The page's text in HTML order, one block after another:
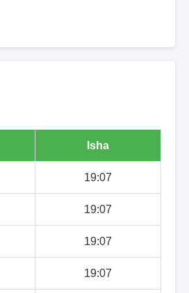
Isha
19:07
19:07
19:07
19:07